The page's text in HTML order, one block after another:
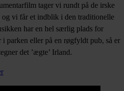
tager vi rundt på de irske
vi får et indblik i den traditionelle
har en hel særlig plads for
parken eller på en røgfyldt pub, så er
det ’ægte’ Irland.